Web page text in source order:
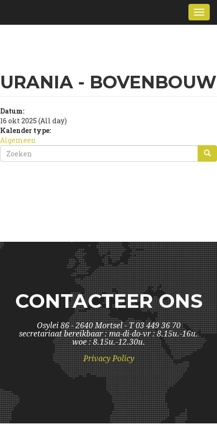
naar
URANIA - BOVENBOUW
Datum:
16 okt 2025 (All day)
Kalender type:
Algemeen
ZOEKVELD
CONTACTEER ONS
Osylei 86 - 2640 Mortsel - T 03 449 36 70
secretariaat bereikbaar : ma-di-do-vr : 8.15u.-16u.
woe : 8.15u.-12.30u.
Privacy Policy